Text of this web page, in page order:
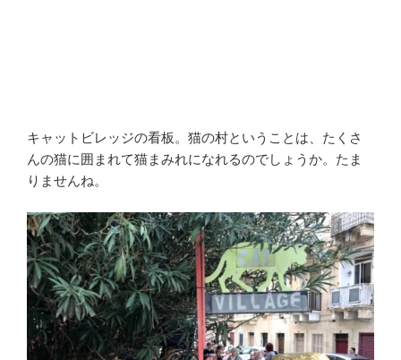
キャットビレッジの看板。猫の村ということは、たくさ
んの猫に囲まれて猫まみれになれるのでしょうか。たま
りませんね。